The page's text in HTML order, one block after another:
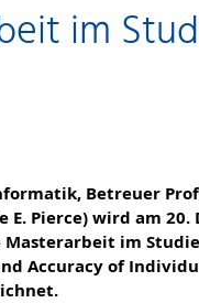
im
Betreuer
E. Pierce) wird am
im
Accuracy of